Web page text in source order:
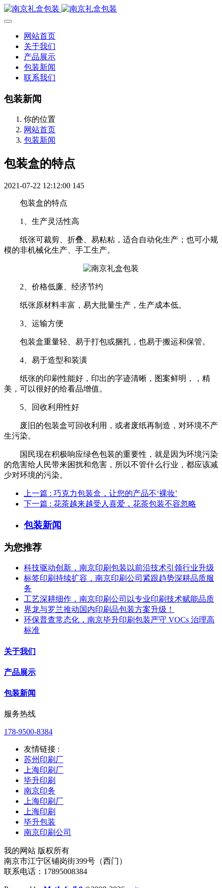
网站首页
关于我们
产品展示
包装新闻
联系我们
包装新闻
你的位置
网站首页
包装新闻
包装盒的特点
2021-07-22 12:12:00 145
包装盒的特点
1、生产灵活性高
纸张可裁剪、折叠、易粘粘，适合自动化生产；也可小规
模的非机械化生产、手工生产。
2、价格低廉、经济节约
纸张原材料丰富，易大批量生产，生产成本低。
3、运输方便
包装盒重量轻、易于打包或捆扎，也易于搬运和保管。
4、易于造型和装潢
纸张的印刷性能好，印出的字迹清晰，图案鲜明，，精
美，可以很好的给看品增值。
5、回收利用性好
废旧的包装盒可回收利用，或者废纸再制造，对环境不产
生污染。
国民现在积极响应绿色包装的重要性，就是因为环境污染
的危害给人民带来困扰和危害，所以不管什么行业，都应该减
少对环境的污染。
上一篇 : 巧克力包装盒，让您的产品不‘裸妆’
下一篇 : 花茶越来越受人喜爱，花茶包装不容忽略
包装新闻
为您推荐
科技驱动创新，南京印刷包装以前沿技术引领行业升级
标签印刷持续扩容，南京印刷公司紧跟趋势深耕品质服
务
工艺深耕细作，南京印刷公司以专业印刷技术赋能品质
界龙与罗兰推动国内印刷品包装方案升级！
环保普查常态化，南京毕升印刷包装严守 VOCs 治理高
标准
关于我们
产品展示
包装新闻
服务热线
178-9500-8384
友情链接 :
苏州印刷厂
上海印刷厂
毕升印刷
南京印务
上海印刷厂
上海印刷
毕升包装
南京印刷公司
我的网站 版权所有
南京市江宁区铺岗街399号（西门）
联系电话：17895008384